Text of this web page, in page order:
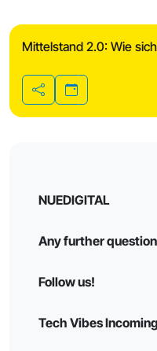
Share
NUEDIGITAL
Any further
Follow us!
Tech Vibes Incoming